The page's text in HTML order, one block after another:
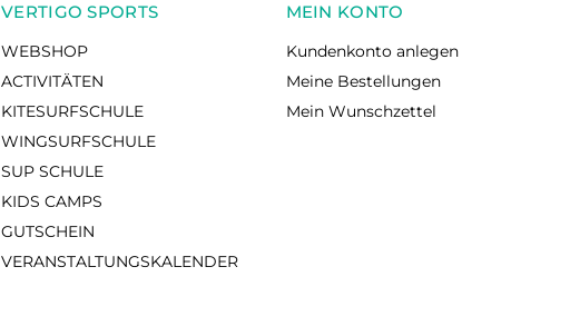
VERTIGO SPORTS
WEBSHOP
ACTIVITÄTEN
KITESURFSCHULE
WINGSURFSCHULE
SUP SCHULE
KIDS CAMPS
GUTSCHEIN
VERANSTALTUNGSKALENDER
MEIN KONTO
Kundenkonto anlegen
Meine Bestellungen
Mein Wunschzettel